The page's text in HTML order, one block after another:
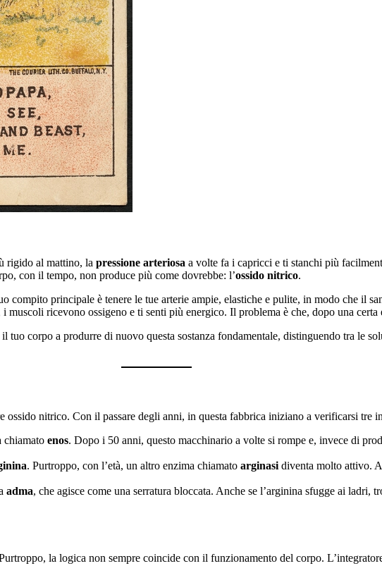
rigido al mattino, la pressione arteriosa a volte fa i capricci e ti stanchi più
con il tempo, non produce più come dovrebbe: l’ossido nitrico.
principale è tenere le tue arterie ampie, elastiche e pulite, in modo che il
ricevono ossigeno e ti senti più energico. Il problema è che, dopo una
tuo corpo a produrre di nuovo questa sostanza fondamentale, distinguendo tra le
ossido nitrico. Con il passare degli anni, in questa fabbrica iniziano a verificarsi tre
chiamato enos. Dopo i 50 anni, questo macchinario a volte si rompe e, invece di
. Purtroppo, con l’età, un altro enzima chiamato arginasi diventa molto attivo.
adma, che agisce come una serratura bloccata. Anche se l’arginina sfugge ai ladri,
la logica non sempre coincide con il funzionamento del corpo.